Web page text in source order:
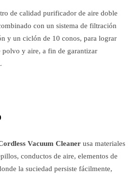
de calidad purificador de aire doble
con un sistema de filtración
y un ciclón de 10 conos, para lograr
polvo y aire, a fin de garantizar
Vacuum Cleaner usa materiales
conductos de aire, elementos de
la suciedad persiste fácilmente,